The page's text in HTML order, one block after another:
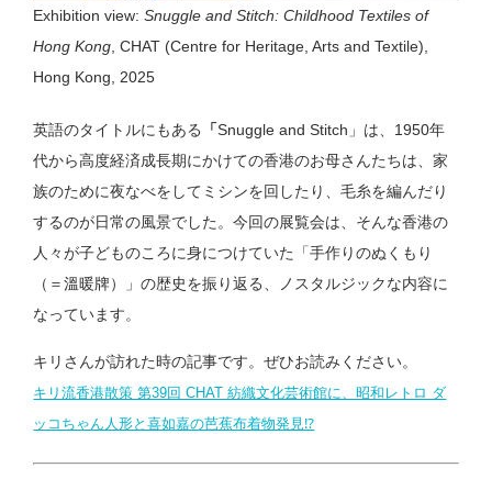
Exhibition view:Snuggle and Stitch: Childhood Textiles of
Hong Kong, CHAT (Centre for Heritage, Arts and Textile),
Hong Kong, 2025
英語のタイトルにもある 「Snuggle and Stitch」は、1950年
代から高度経済成長期にかけての香港のお母さんたちは、家
族のために夜なべをしてミシンを回したり、毛糸を編んだり
するのが日常の風景でした。今回の展覧会は、そんな香港の
人々が子どものころに身につけていた「手作りのぬくもり
（＝溫暖牌）」の歴史を振り返る、ノスタルジックな内容に
なっています。
キリさんが訪れた時の記事です。ぜひお読みください。
キリ流香港散策 第39回 CHAT 紡織文化芸術館に、昭和レトロ ダ
ッコちゃん人形と喜如嘉の芭蕉布着物発見⁉︎